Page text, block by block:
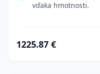
vďaka hmotnosti.
1225.87 €